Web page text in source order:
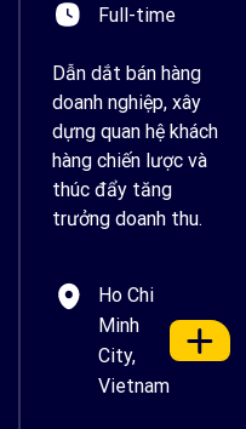
Full-time
Dẫn dắt bán hàng
doanh nghiệp, xây
dựng quan hệ khách
hàng chiến lược và
thúc đẩy tăng
trưởng doanh thu.
Ho Chi
Minh
City,
Vietnam